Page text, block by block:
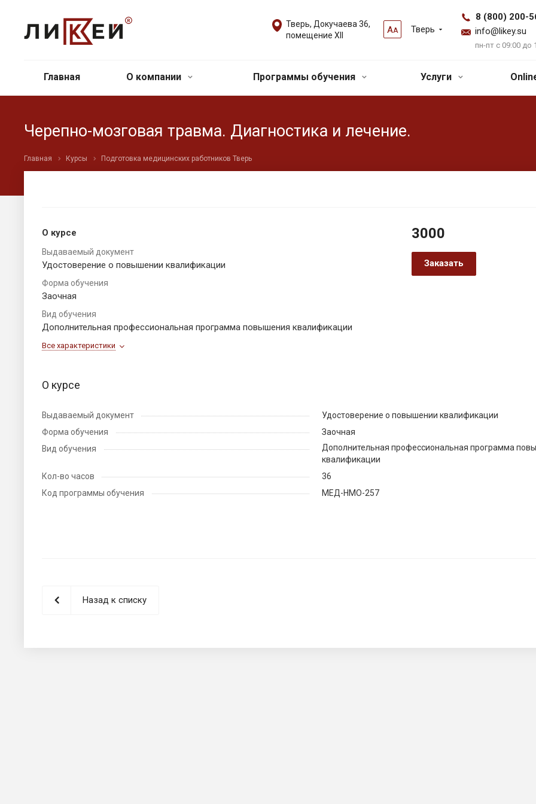
АА Тверь
8 (800) 200-
info@likey.su
пн-пт с 09:00 до
Тверь, Докучаева 36,
помещение XII
Главная О компании Программы обучения Услуги
Черепно-мозговая травма. Диагностика и лечение.
Главная Курсы Подготовка медицинских работников Тверь
О курсе
Выдаваемый документ
Удостоверение о повышении квалификации
Форма обучения
Заочная
Вид обучения
Дополнительная профессиональная программа повышения квалификации
Все характеристики
3000
Заказать
О курсе
Выдаваемый документ
Удостоверение о повышении квалификации
Форма обучения
Заочная
Вид обучения
Дополнительная профессиональная программа
квалификации
Кол-во часов
36
Код программы обучения
МЕД-НМО-257
Назад к списку